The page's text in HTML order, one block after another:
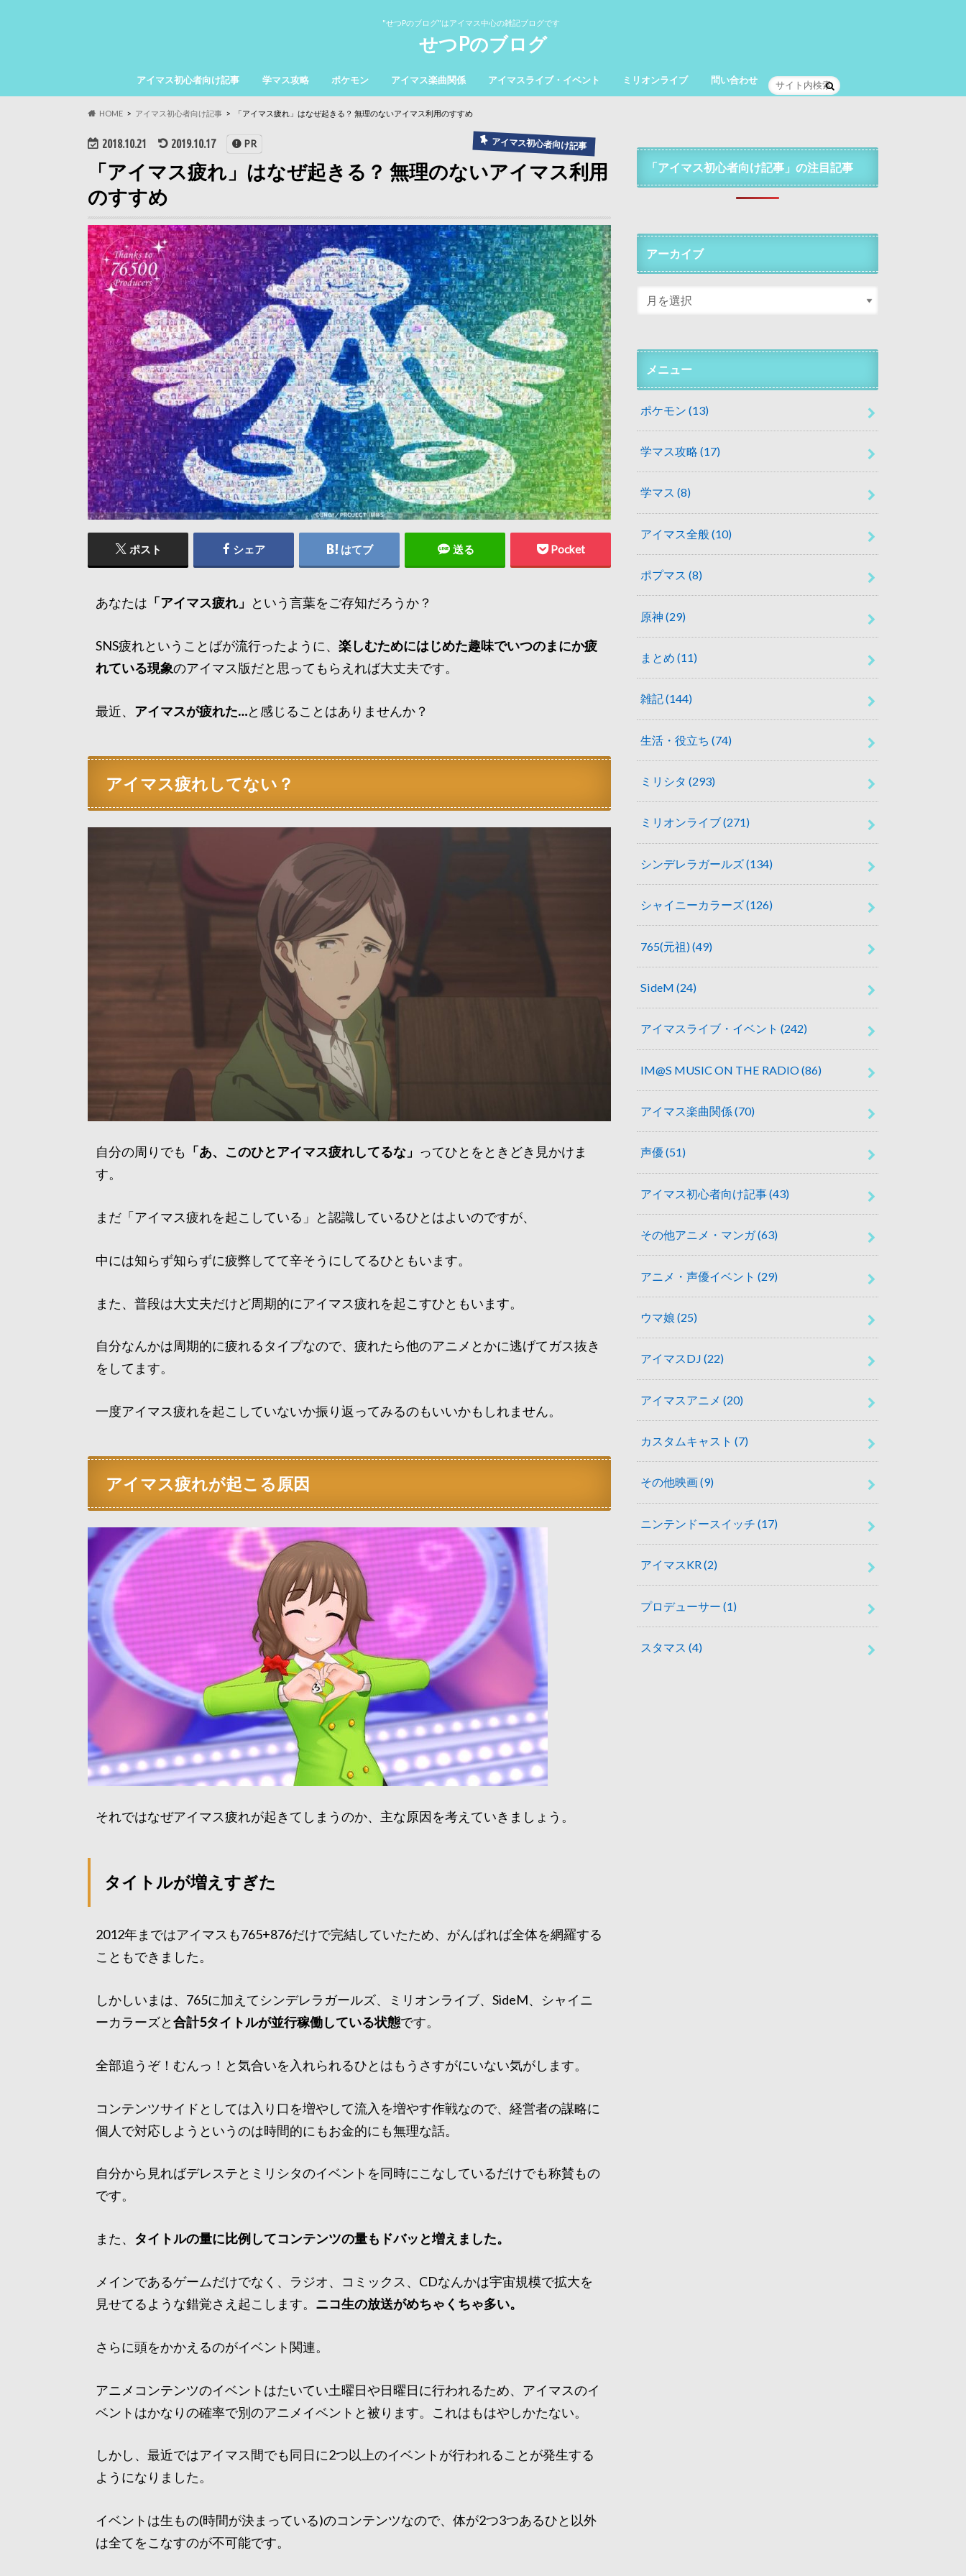
"せつPのブログ"はアイマス中心の雑記ブログです
せつPのブログ
アイマス初心者向け記事 学マス攻略 ポケモン アイマス楽曲関係 アイマスライブ・イベント ミリオンライブ 問い合わせ
HOME アイマス初心者向け記事 「アイマス疲れ」はなぜ起きる？ 無理のないアイマス利用のすすめ
2018.10.21 2019.10.17 アイマス初心者向け記事
PR
「アイマス疲れ」はなぜ起きる？ 無理のないアイマス利用
のすすめ
ポスト シェア はてブ 送る Pocket
あなたは 「アイマス疲れ」 という言葉をご存知だろうか？
SNS疲れということばが流行ったように、 楽しむためにはじめた趣味でいつのまにか疲
れている現象のアイマス版だと思ってもらえれば大丈夫です。
最近、 アイマスが疲れた…と感じることはありませんか？
アイマス疲れしてない？
自分の周りでも 「あ、このひとアイマス疲れしてるな」 ってひとをときどき見かけま
す。
まだ「アイマス疲れを起こしている」と認識しているひとはよいのですが、
中には知らず知らずに疲弊してて辛そうにしてるひともいます。
また、普段は大丈夫だけど周期的にアイマス疲れを起こすひともいます。
自分なんかは周期的に疲れるタイプなので、疲れたら他のアニメとかに逃げてガス抜き
をしてます。
一度アイマス疲れを起こしていないか振り返ってみるのもいいかもしれません。
アイマス疲れが起こる原因
それではなぜアイマス疲れが起きてしまうのか、主な原因を考えていきましょう。
タイトルが増えすぎた
2012年まではアイマスも765+876だけで完結していたため、がんばれば全体を網羅する
こともできました。
しかしいまは、765に加えてシンデレラガールズ、ミリオンライブ、SideM、シャイニ
ーカラーズと合計5タイトルが並行稼働している状態です。
全部追うぞ！むんっ！と気合いを入れられるひとはもうさすがにいない気がします。
コンテンツサイドとしては入り口を増やして流入を増やす作戦なので、経営者の謀略に
個人で対応しようというのは時間的にもお金的にも無理な話。
自分から見ればデレステとミリシタのイベントを同時にこなしているだけでも称賛もの
です。
また、 タイトルの量に比例してコンテンツの量もドバッと増えました。
メインであるゲームだけでなく、ラジオ、コミックス、CDなんかは宇宙規模で拡大を
見せてるような錯覚さえ起こします。 ニコ生の放送がめちゃくちゃ多い。
さらに頭をかかえるのがイベント関連。
アニメコンテンツのイベントはたいてい土曜日や日曜日に行われるため、アイマスのイ
ベントはかなりの確率で別のアニメイベントと被ります。これはもはやしかたない。
しかし、最近ではアイマス間でも同日に2つ以上のイベントが行われることが発生する
ようになりました。
イベントは生もの(時間が決まっている)のコンテンツなので、体が2つ3つあるひと以外
は全てをこなすのが不可能です。
「アイマス初心者向け記事」の注目記事
アーカイブ
メニュー
ポケモン (13)
学マス攻略 (17)
学マス (8)
アイマス全般(10)
ポプマス (8)
原神 (29)
まとめ (11)
雑記(144)
生活・役立ち (74)
ミリシタ (293)
ミリオンライブ(271)
シンデレラガールズ(134)
シャイニーカラーズ(126)
765(元祖)(49)
SideM (24)
アイマスライブ・イベント (242)
IM@S MUSIC ON THE RADIO(86)
アイマス楽曲関係(70)
声優(51)
アイマス初心者向け記事(43)
その他アニメ・マンガ(63)
アニメ・声優イベント (29)
ウマ娘 (25)
アイマスDJ (22)
アイマスアニメ (20)
カスタムキャスト (7)
その他映画(9)
ニンテンドースイッチ (17)
アイマスKR(2)
プロデューサー (1)
スタマス (4)